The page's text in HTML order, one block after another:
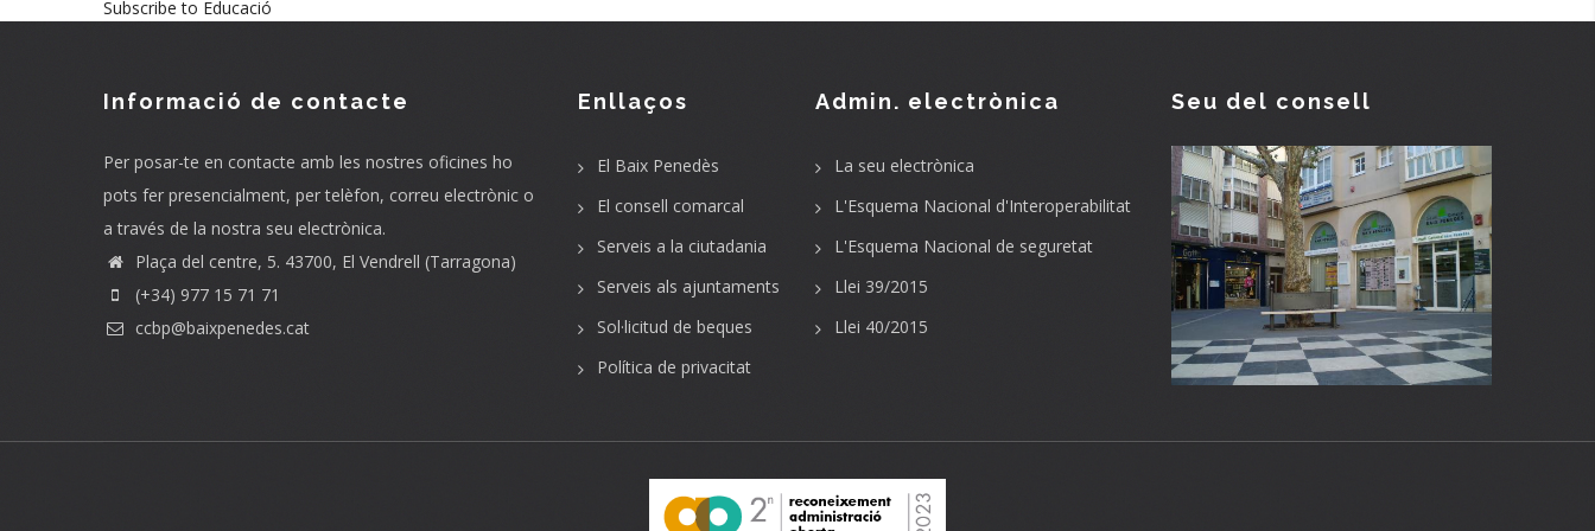
Subscribe to Educació
Informació de contacte
Per posar-te en contacte amb les nostres oficines ho
pots fer presencialment, per telèfon, correu electrònic o
a través de la nostra seu electrònica.
Plaça del centre, 5. 43700, El Vendrell (Tarragona)
(+34) 977 15 71 71
ccbp@baixpenedes.cat
Enllaços
El Baix Penedès
El consell comarcal
Serveis a la ciutadania
Serveis als ajuntaments
Sol·licitud de beques
Política de privacitat
Admin. electrònica
La seu electrònica
L'Esquema Nacional d'Interoperabilitat
L'Esquema Nacional de seguretat
Llei 39/2015
Llei 40/2015
Seu del consell